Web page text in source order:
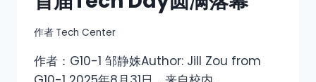
作者 Tech Center
作者：G10-1 邹静姝Author: Jill Zou from